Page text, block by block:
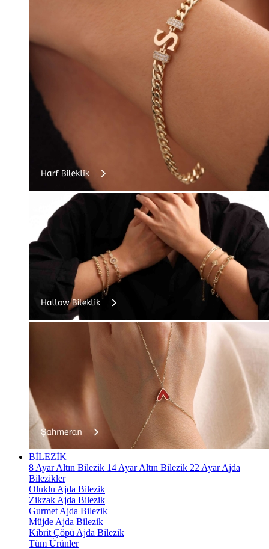
BİLEZİK
8 Ayar Altın Bilezik 14 Ayar Altın Bilezik 22 Ayar Ajda
Bilezikler
Oluklu Ajda Bilezik
Zikzak Ajda Bilezik
Gurmet Ajda Bilezik
Müjde Ajda Bilezik
Kibrit Çöpü Ajda Bilezik
Tüm Ürünler